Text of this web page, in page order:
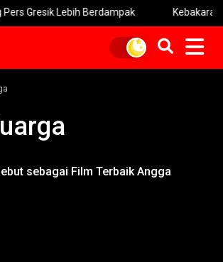
Lebih Berdampak Kebakaran
sebagai Film Terbaik Angga